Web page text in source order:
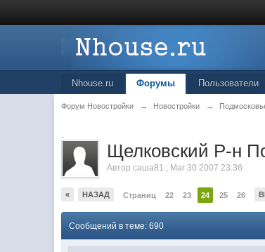
Nhouse.ru Форумы Пользователи
Форум Новостройки → Новостройки →
.
Щелковский Р-н
Авторсаша81 , Mar 30 2007 23:36
« НАЗАД Страниц 22 23 24 25 26
Сообщений в теме: 690